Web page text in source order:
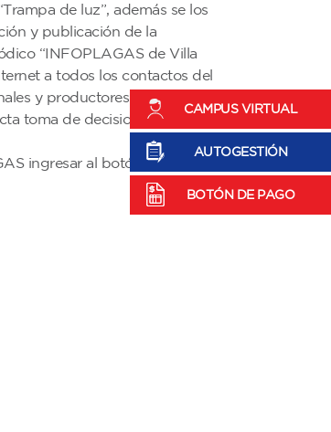
de luz”, además se los
y publicación de la
“INFOPLAGAS de Villa
a todos los contactos del
y productores de la región
toma de decisiones en el
ingresar al botón de
CAMPUS VIRTUAL
AUTOGESTIÓN
BOTÓN DE PAGO